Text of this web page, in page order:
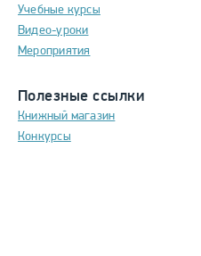
Учебные курсы
Видео-уроки
Мероприятия
Полезные ссылки
Книжный магазин
Конкурсы